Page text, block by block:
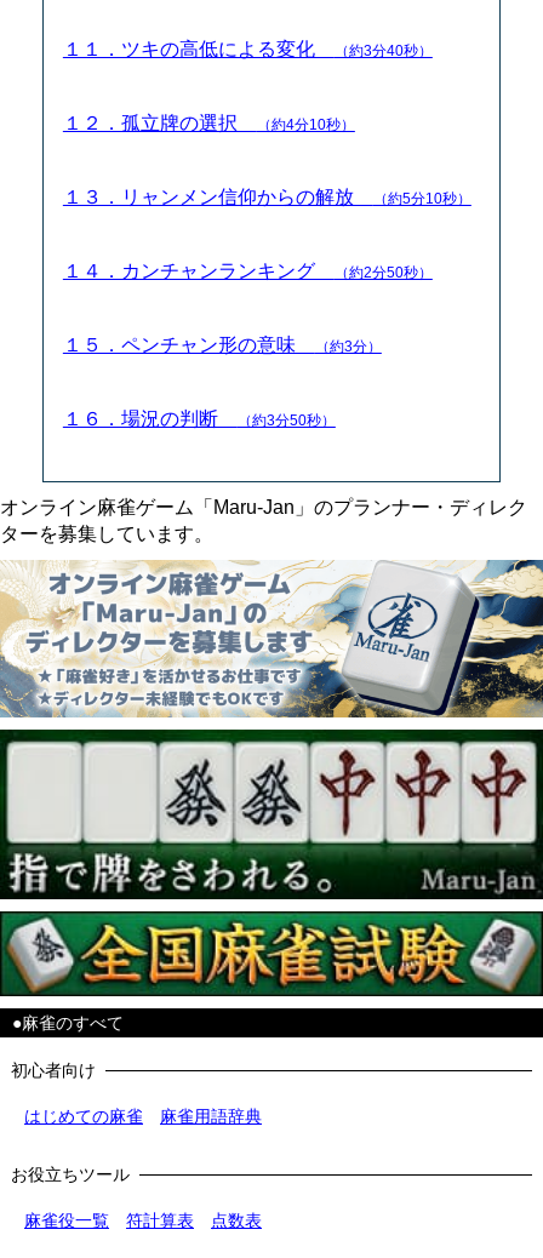
１１．ツキの高低による変化 （約3分40秒）
１２．孤立牌の選択 （約4分10秒）
１３．リャンメン信仰からの解放 （約5分10秒）
１４．カンチャンランキング （約2分50秒）
１５．ペンチャン形の意味 （約3分）
１６．場況の判断 （約3分50秒）
オンライン麻雀ゲーム「Maru-Jan」のプランナー・ディレク
ターを募集しています。
●麻雀のすべて
初心者向け
はじめての麻雀 麻雀用語辞典
お役立ちツール
麻雀役一覧 符計算表 点数表